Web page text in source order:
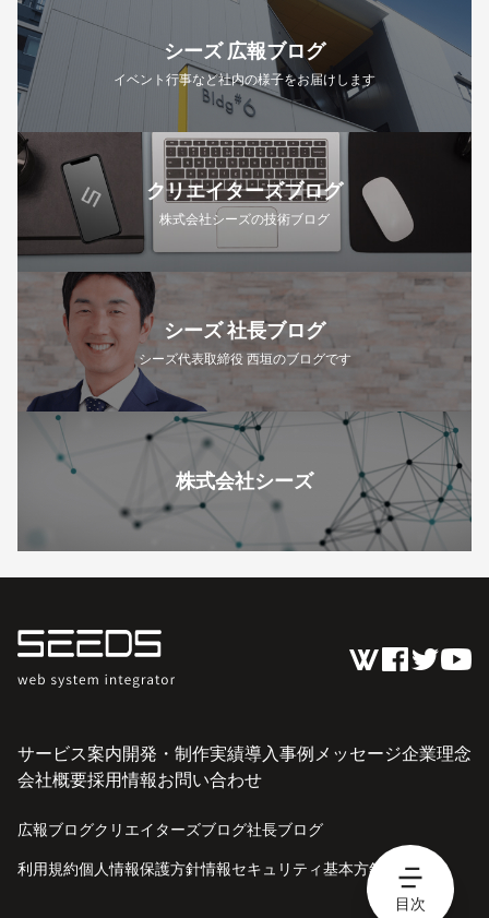
シーズ 広報ブログ
イベント行事など社内の様子をお届けします
クリエイターズブログ
株式会社シーズの技術ブログ
シーズ 社長ブログ
シーズ代表取締役 西垣のブログです
株式会社シーズ
サービス案内開発・制作実績導入事例メッセージ企業理念
会社概要採用情報お問い合わせ
広報ブログクリエイターズブログ社長ブログ
利用規約個人情報保護方針情報セキュリティ基本方針
目次